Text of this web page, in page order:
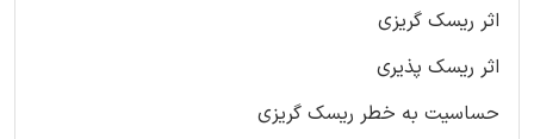
اثر ریسک گریزی
اثر ریسک پذیری
حساسیت به خطر ریسک گریزی